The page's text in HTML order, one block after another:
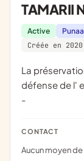
TAMARII
Active
Créée en 2020
La préservation, la surveillance, la protection et la
défense de l'
-
CONTACT
Aucun moyen